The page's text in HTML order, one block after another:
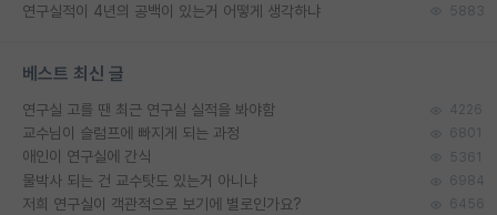
연구실적이 4년의 공백이 있는거 어떻게 생각하냐 5883
베스트 최신 글
연구실 고를 땐 최근 연구실 실적을 봐야함 4226
교수님이 슬럼프에 빠지게 되는 과정 6801
애인이 연구실에 간식 5361
물박사 되는 건 교수탓도 있는거 아니냐 6984
저희 연구실이 객관적으로 보기에 별로인가요? 6456